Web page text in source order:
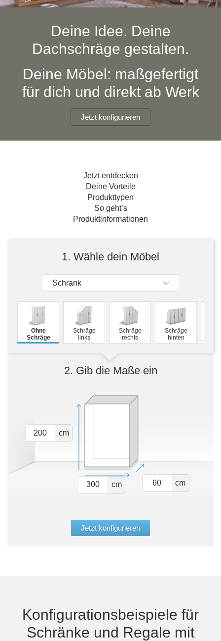
Schuhschrank
Hängeschrank
Hängeboard
TV-Möbel
Sideboard
Massivholz
Badregal
SpiegelschrankPolstermöbel
Sofa
Sessel
Hocker
der
Selection
Outdoorküche
der
Deine Idee. Deine
Dachschräge gestalten.
Deine Möbel: maßgefertigt
für dich und direkt ab Werk
Jetzt konfigurieren
Jetzt entdecken
Deine Vorteile
Produkttypen
So geht’s
Produktinformationen
1. Wähle dein Möbel
Schrank
Ohne
Schräge
Schräge
links
Schräge
rechts
Schräge
hinten
2. Gib die Maße ein
cm
cm cm
Jetzt konfigurieren
Konfigurationsbeispiele für
Schränke und Regale mit
Kommoden
Massivholz-Schränke & -Regale
Wandboards